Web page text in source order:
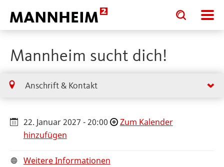
Toggle
search
input
Toggle
search
input
Mannheim sucht dich!
Anschrift & Kontakt
22. Januar 2027 - 20:00
Zum Kalender
hinzufügen
Weitere Informationen